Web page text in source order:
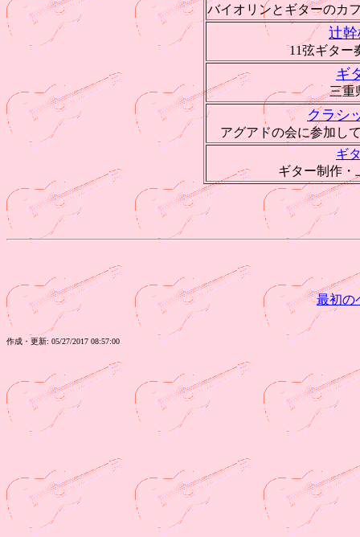
バイオリンとギターのカ
辻
11弦ギター
ギ
三重
クラシ
アグアドの会に参加し
ギ
ギター制作・
最初の
作成・更新: 05/27/2017 08:57:00